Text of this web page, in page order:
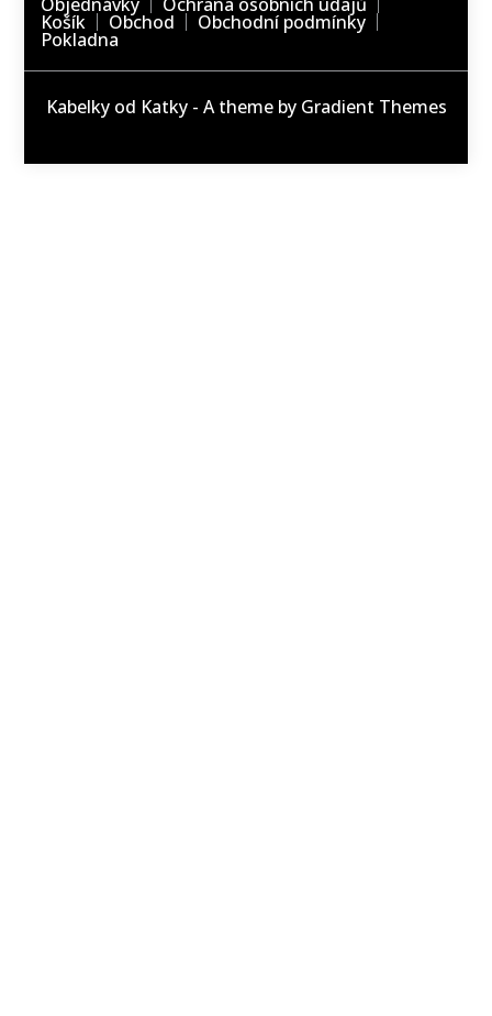
Košík Obchod Obchodní podmínky
Pokladna
Kabelky od Katky - A theme by Gradient Themes